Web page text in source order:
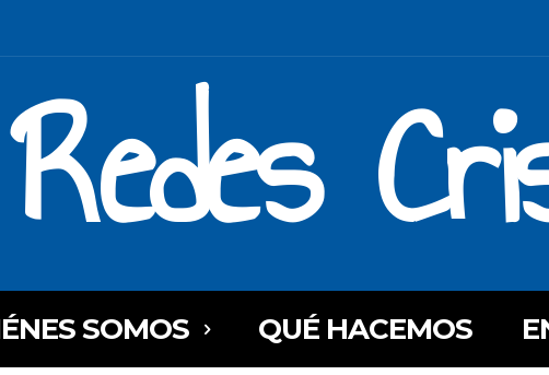
Redes
SOMOS QUÉ HACEMOS